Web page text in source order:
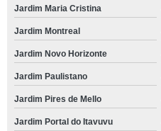
Jardim Maria Cristina
Jardim Montreal
Jardim Novo Horizonte
Jardim Paulistano
Jardim Pires de Mello
Jardim Portal do Itavuvu